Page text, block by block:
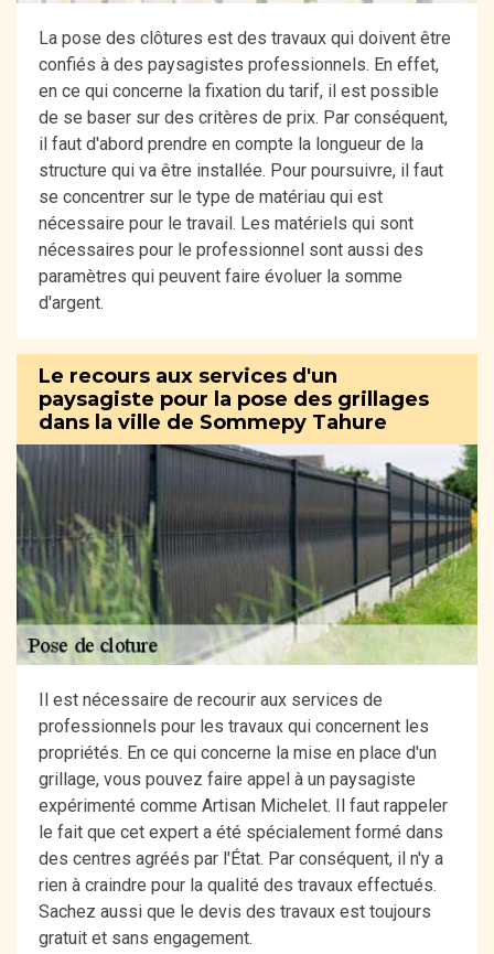
La pose des clôtures est des travaux qui doivent être
confiés à des paysagistes professionnels. En effet,
en ce qui concerne la fixation du tarif, il est possible
de se baser sur des critères de prix. Par conséquent,
il faut d'abord prendre en compte la longueur de la
structure qui va être installée. Pour poursuivre, il faut
se concentrer sur le type de matériau qui est
nécessaire pour le travail. Les matériels qui sont
nécessaires pour le professionnel sont aussi des
paramètres qui peuvent faire évoluer la somme
d'argent.
Le recours aux services d'un
paysagiste pour la pose des grillages
dans la ville de Sommepy Tahure
Il est nécessaire de recourir aux services de
professionnels pour les travaux qui concernent les
propriétés. En ce qui concerne la mise en place d'un
grillage, vous pouvez faire appel à un paysagiste
expérimenté comme Artisan Michelet. Il faut rappeler
le fait que cet expert a été spécialement formé dans
des centres agréés par l'État. Par conséquent, il n'y a
rien à craindre pour la qualité des travaux effectués.
Sachez aussi que le devis des travaux est toujours
gratuit et sans engagement.